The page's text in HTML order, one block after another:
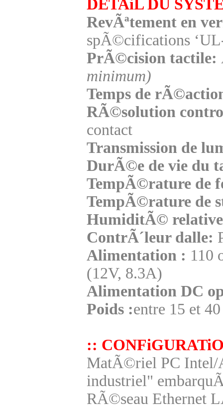
DETAiL DU
RevÃªtement en
spÃ©cifications
PrÃ©cision tactile:
minimum)
Temps de
RÃ©solution
contact
Transmission de
DurÃ©e de vie du
TempÃ©rature de
TempÃ©rature de
HumiditÃ©
ContrÃ´leur dalle:
Alimentation : 110
(12V, 8.3A)
Alimentation DC
Poids :entre 15 et
::
MatÃ©riel PC Intel/
industriel"
RÃ©seau Ethernet